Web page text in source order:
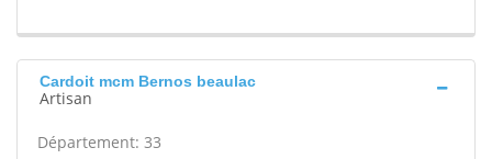
Cardoit mcm Bernos beaulac
Artisan
Département: 33